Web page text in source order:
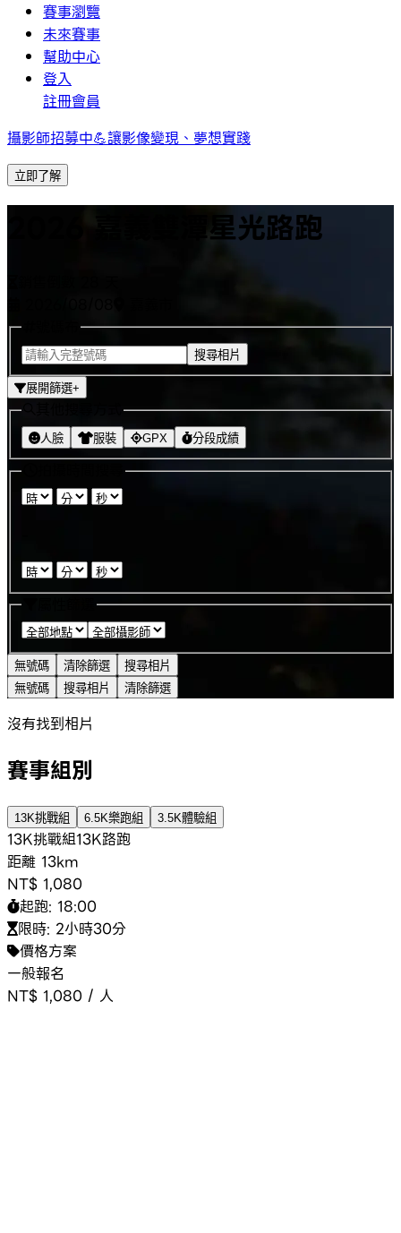
賽事瀏覽
未來賽事
幫助中心
登入
註冊會員
攝影師招募中💪讓影像變現、夢想實踐
立即了解
2026 嘉義雙潭星光路跑
搜尋相片
展開篩選+
人臉 服裝 GPX 分段成績
無號碼 清除篩選
搜尋相片
無號碼
搜尋相片 清除篩選
沒有找到相片
賽事組別
13K挑戰組 6.5K樂跑組 3.5K體驗組
13K挑戰組13K路跑
距離 13km
NT$ 1,080
起跑: 18:00
限時: 2小時30分
價格方案
一般報名
NT$ 1,080 / 人